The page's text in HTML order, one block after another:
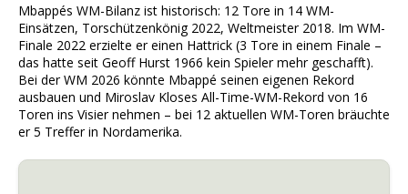
Mbappés WM-Bilanz ist historisch: 12 Tore in 14 WM-
Einsätzen, Torschützenkönig 2022, Weltmeister 2018. Im WM-
Finale 2022 erzielte er einen Hattrick (3 Tore in einem Finale –
das hatte seit Geoff Hurst 1966 kein Spieler mehr geschafft).
Bei der WM 2026 könnte Mbappé seinen eigenen Rekord
ausbauen und Miroslav Kloses All-Time-WM-Rekord von 16
Toren ins Visier nehmen – bei 12 aktuellen WM-Toren bräuchte
er 5 Treffer in Nordamerika.